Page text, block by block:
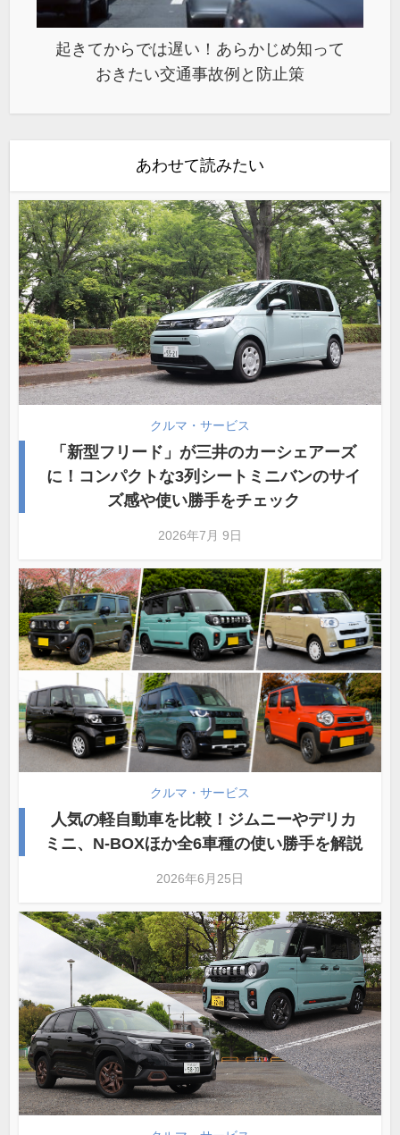
起きてからでは遅い！あらかじめ知って
おきたい交通事故例と防止策
あわせて読みたい
クルマ・サービス
「新型フリード」が三井のカーシェアーズ
に！コンパクトな3列シートミニバンのサイ
ズ感や使い勝手をチェック
2026年7月 9日
クルマ・サービス
人気の軽自動車を比較！ジムニーやデリカ
ミニ、N-BOXほか全6車種の使い勝手を解説
2026年6月25日